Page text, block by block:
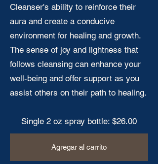
Cleanser's ability to reinforce their
aura and create a conducive
environment for healing and growth.
The sense of joy and lightness that
follows cleansing can enhance your
well-being and offer support as you
assist others on their path to healing.
Single 2 oz spray bottle: $26.00
Agregar al carrito